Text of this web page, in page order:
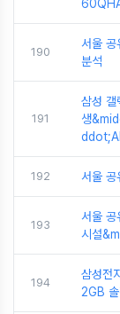
190
서울 공
분석
191
삼성
생
192 서울 공
193
서울
시설
194
삼성전
2GB